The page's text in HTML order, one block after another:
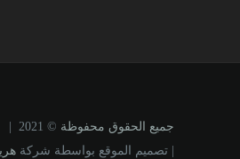
جميع الحقوق محفوظة © 2021 |
| تصميم الموقع بواسطة شركة